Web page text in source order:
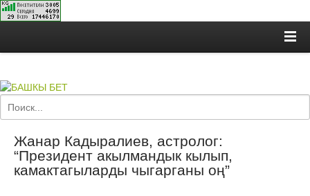
Жанар Кадыралиев, астролог:
“Президент акылмандык кылып,
камактагыларды чыгарганы оң”